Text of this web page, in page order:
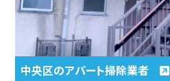
中央区のアパート掃除業者